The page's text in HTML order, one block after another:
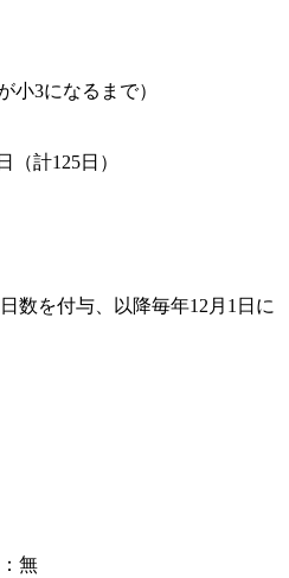
3になるまで）
計125日）
数を付与、以降毎年12月1日に
無